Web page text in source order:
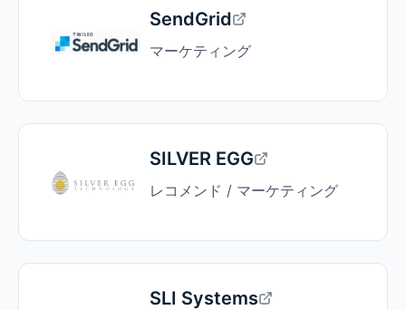
SendGrid
マーケティング
SILVER EGG
レコメンド / マーケティング
SLI Systems